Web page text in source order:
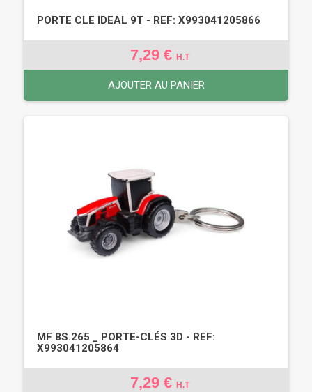
PORTE CLE IDEAL 9T - REF: X993041205866
7,29 € H.T
AJOUTER AU PANIER
MF 8S.265 _ PORTE-CLÉS 3D - REF:
X993041205864
7,29 € H.T